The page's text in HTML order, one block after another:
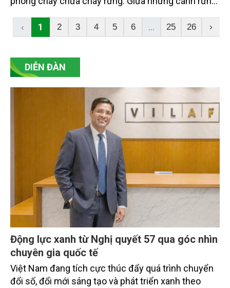
của Chủ tịch Hồ Chí Minh: “Rừng là vàng, nếu mình
biết bảo vệ, xây dựng thì rừng rất quý” vẫn vẹn
gìn giữ và phát triển “lá phổi xanh” của vùng đất cửa
ngõ Tây Bắc.
‹ 1 2 3 4 5 6 ... 25 26 ›
DIỄN ĐÀN
Động lực xanh từ Nghị quyết 57 qua góc nhìn
chuyên gia quốc tế
Việt Nam đang tích cực thúc đẩy quá trình chuyển
đổi số, đổi mới sáng tạo và phát triển xanh theo